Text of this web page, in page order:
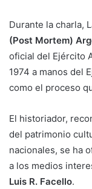
Durante la charla,
(Post Mortem)
oficial del Ejército
1974 a manos del
como el proceso
El historiador,
del patrimonio
nacionales, se ha
a los medios
Luis R. Facello.